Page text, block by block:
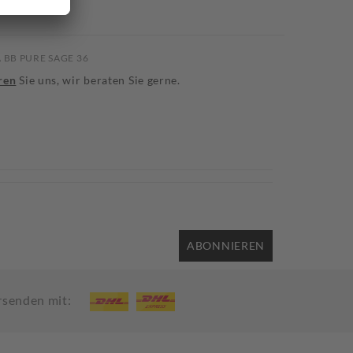
PURE SAGE 36
Sie uns, wir beraten Sie gerne.
ABONNIEREN
mit: